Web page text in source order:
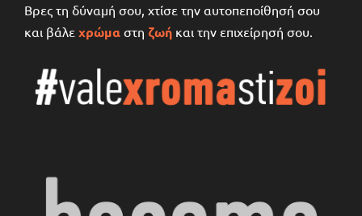
Βρες τη δύναμή σου, χτίσε την αυτοπεποίθησή σου
και βάλε χρώμα στη ζωή και την επιχείρησή σου.